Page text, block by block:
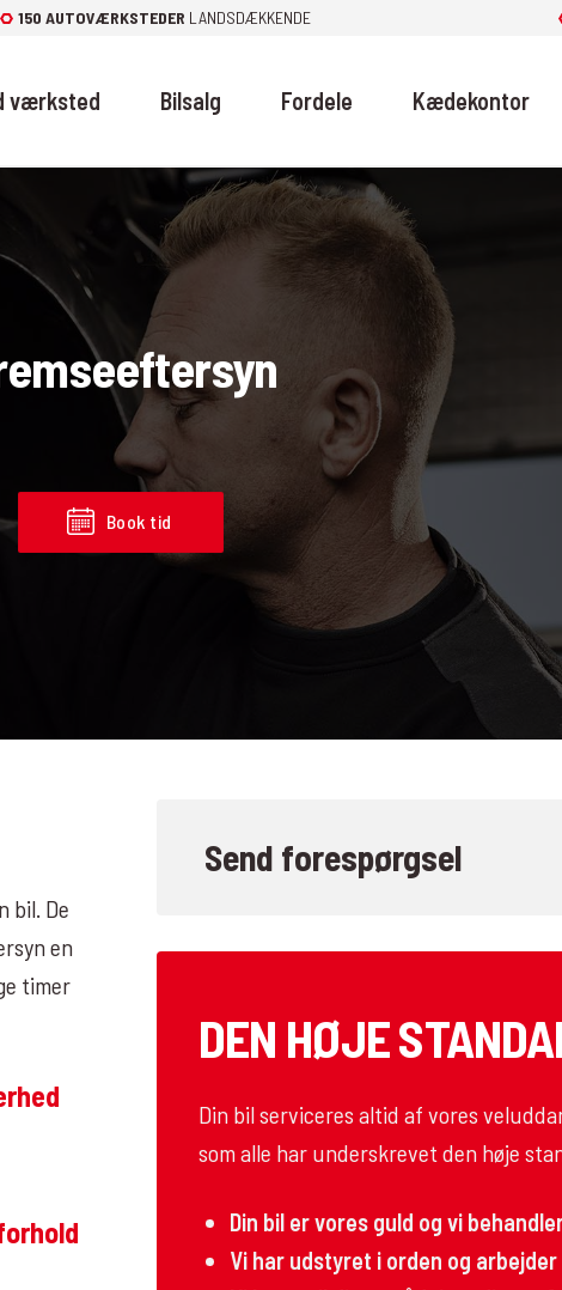
150 AUTOVÆRKSTEDER LANDSDÆKKENDE
værksted Bilsalg Fordele Kædekontor
Book tid
bil. De
en
timer
Send forespørgsel
DEN HØJE
Din bil serviceres altid af vores
som alle har underskrevet den høje
Din bil er vores guld og vi
Vi har udstyret i orden og